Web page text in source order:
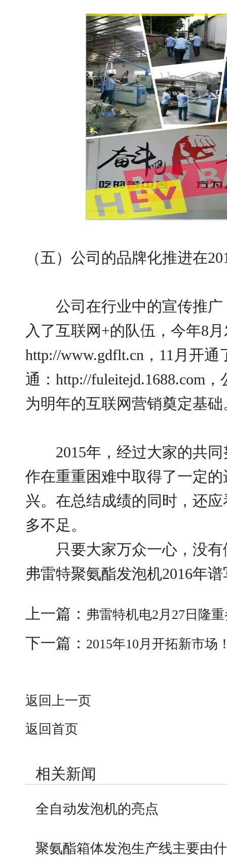
（五）公司的品牌化推进在
公司在行业中的宣传推广
入了互联网+的队伍，今年8
http://www.gdflt.cn，11月开
通：http://fuleitejd.1688.com
为明年的互联网营销奠定基础
2015年，经过大家的共同
作在重重困难中取得了一定
兴。在总结成绩的同时，还
多不足。
只要大家万众一心，没有
弗雷特聚氨酯发泡机2016年
上一篇： 弗雷特机电2月27日隆
下一篇： 2015年10月开拓新市场
返回上一页
返回首页
相关新闻
全自动发泡机的亮点
聚氨酯箱体发泡生产线主要由